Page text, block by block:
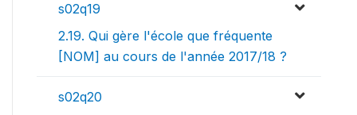
s02q19
2.19. Qui gère l'école que fréquente
[NOM] au cours de l'année 2017/18 ?
s02q20